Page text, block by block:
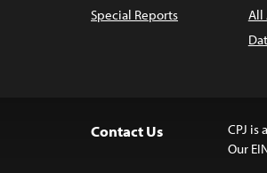
Special Reports
All
Contact Us
CPJ is
Our